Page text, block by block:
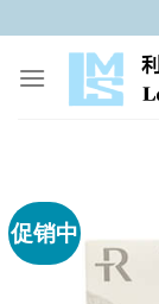
至
促销中